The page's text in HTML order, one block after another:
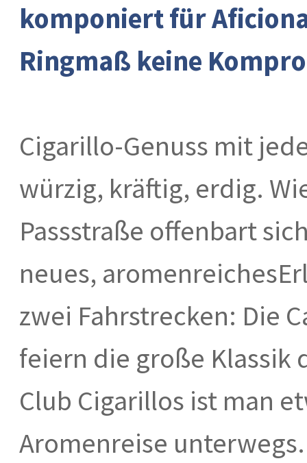
komponiert für
Ringmaß keine
Cigarillo-Genuss mit
würzig, kräftig, erdig.
Passstraße offenbart
neues,
zwei Fahrstrecken: Die
feiern die große Klassik
Club Cigarillos ist man
Aromenreise unterwegs.